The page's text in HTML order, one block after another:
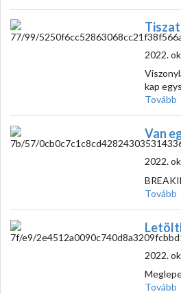
2022.
kap
Tovább
Van
2022.
Tovább
2022.
Tovább